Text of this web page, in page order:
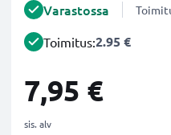
Varastossa
Toimitus:2.95 €
7,95 €
sis. alv